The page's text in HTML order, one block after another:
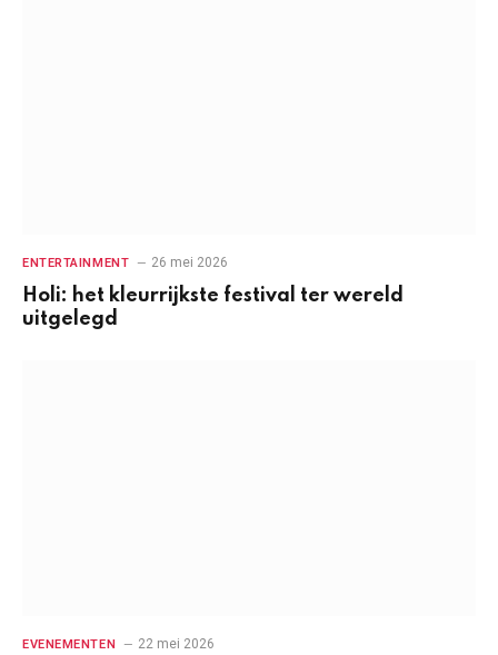
ENTERTAINMENT 26 mei 2026
Holi: het kleurrijkste festival ter wereld
uitgelegd
EVENEMENTEN 22 mei 2026